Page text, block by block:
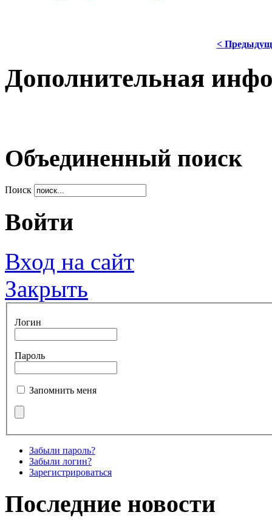
<
Дополнительная
Объединенный поиск
Поиск
Войти
Вход на сайт
Закрыть
Логин
Пароль
Запомнить меня
Забыли пароль?
Забыли логин?
Зарегистрироваться
Последние новости